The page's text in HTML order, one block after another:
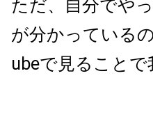
ただ、自分でや
が分かっている
ubeで見ることで